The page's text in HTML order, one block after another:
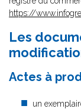
https://
Les
Actes à
un